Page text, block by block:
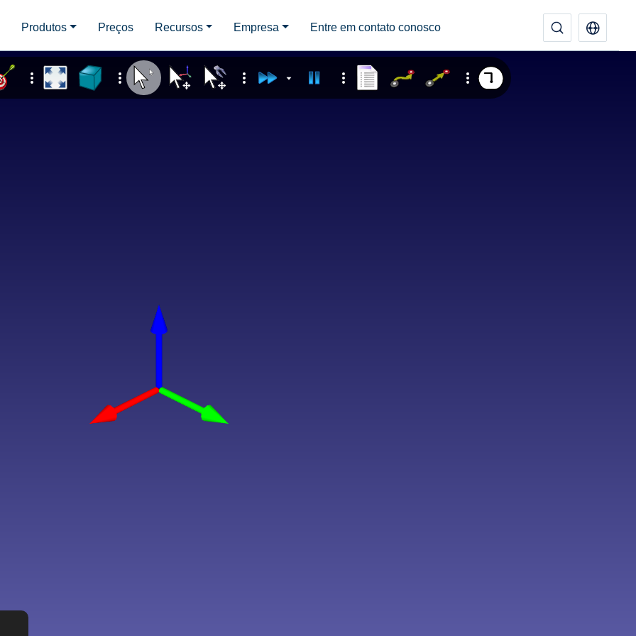
Produtos Preços Recursos Empresa Entre em contato conosco